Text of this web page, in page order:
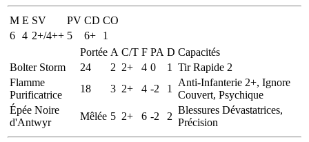
M E SV PV CD CO
6 4 2+/4++ 5 6+
1
Portée A C/T F PA D Capacités
Bolter Storm
24 2 2+ 4 0 1
Tir Rapide 2
Flamme
Purificatrice
18 3 2+ 4 -2 1
Anti-Infanterie 2+, Ignore
Couvert, Psychique
Épée Noire
d'Antwyr
Mêlée 5 2+ 6 -2 2
Blessures Dévastatrices,
Précision